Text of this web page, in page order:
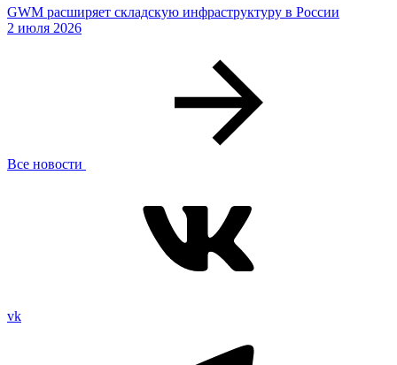
GWM расширяет складскую инфраструктуру в России
2 июля 2026
Все новости
vk